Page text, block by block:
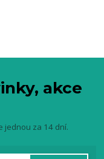
akce
jednou za 14 dní.